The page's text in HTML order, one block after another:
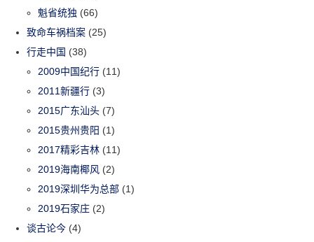
魁省统独 (66)
致命车祸档案 (25)
行走中国 (38)
2009中国纪行 (11)
2011新疆行 (3)
2015广东汕头 (7)
2015贵州贵阳 (1)
2017精彩吉林 (11)
2019海南椰风 (2)
2019深圳华为总部 (1)
2019石家庄 (2)
谈古论今 (4)